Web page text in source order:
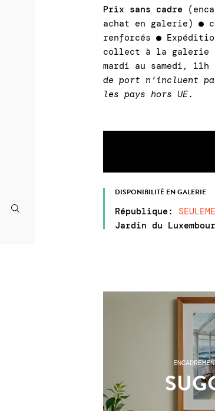
Prix sans cadre
achat en galerie) ●
renforcés ●
collect à la galerie
mardi au samedi,
de port n'incluent
les pays hors UE.
DISPONIBILITÉ EN GALERIE
République :
Jardin du